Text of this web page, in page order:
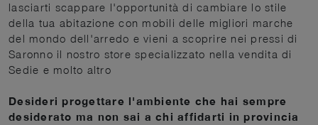
lasciarti scappare l'opportunità di cambiare lo stile
della tua abitazione con mobili delle migliori marche
del mondo dell'arredo e vieni a scoprire nei pressi di
Saronno il nostro store specializzato nella vendita di
Sedie e molto altro
Desideri progettare l'ambiente che hai sempre
desiderato ma non sai a chi affidarti in provincia